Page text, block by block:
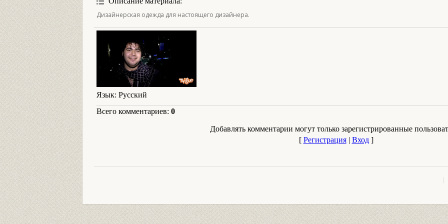
Дизайнерская одежда для настоящего дизайнера.
Язык: Русский
Всего комментариев: 0
Добавлять комментарии могут только зарегистрированные
[ Регистрация| Вход]